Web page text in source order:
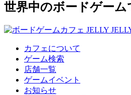
世界中のボードゲー
カフェについて
ゲーム検索
店舗一覧
ゲームイベント
お知らせ